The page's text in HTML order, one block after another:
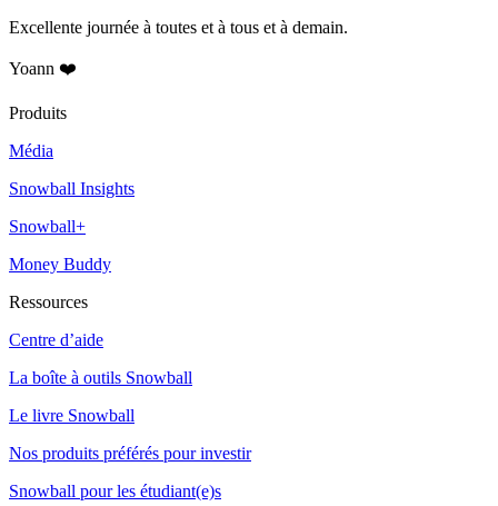
Excellente journée à toutes et à tous et à demain.
Yoann ❤️
Produits
Média
Snowball Insights
Snowball+
Money Buddy
Ressources
Centre d’aide
La boîte à outils Snowball
Le livre Snowball
Nos produits préférés pour investir
Snowball pour les étudiant(e)s